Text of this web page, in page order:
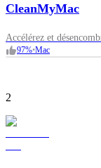
CleanMyMac
Accélérez et
97%•Mac
2